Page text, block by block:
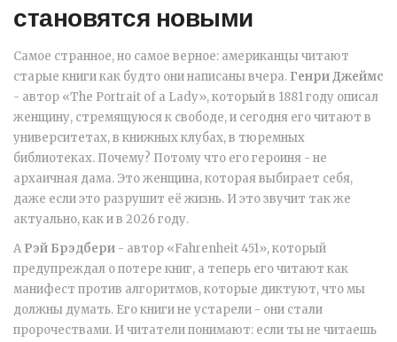
становятся новыми
Самое странное, но самое верное: американцы читают
старые книги как будто они написаны вчера.Генри Джеймс
- автор «The Portrait of a Lady», который в 1881 году описал
женщину, стремящуюся к свободе, и сегодня его читают в
университетах, в книжных клубах, в тюремных
библиотеках. Почему? Потому что его героиня - не
архаичная дама. Это женщина, которая выбирает себя,
даже если это разрушит её жизнь. И это звучит так же
актуально, как и в 2026 году.
А Рэй Брэдбери - автор «Fahrenheit 451», который
предупреждал о потере книг, а теперь его читают как
манифест против алгоритмов, которые диктуют, что мы
должны думать. Его книги не устарели - они стали
пророчествами. И читатели понимают: если ты не читаешь